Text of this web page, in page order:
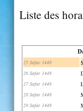
Liste des
25 Safar 1448
26 Safar 1448
27 Safar 1448
28 Safar 1448
29 Safar 1448